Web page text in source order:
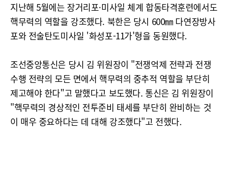
지난해 5월에는 장거리포·미사일 체계 합동타격훈련에서도
핵무력의 역할을 강조했다. 북한은 당시 600㎜ 다연장방사
포와 전술탄도미사일 '화성포-11가'형을 동원했다.
조선중앙통신은 당시 김 위원장이 "전쟁억제 전략과 전쟁
수행 전략의 모든 면에서 핵무력의 중추적 역할을 부단히
제고해야 한다"고 말했다고 보도했다. 통신은 김 위원장이
"핵무력의 경상적인 전투준비 태세를 부단히 완비하는 것
이 매우 중요하다는 데 대해 강조했다"고 전했다.